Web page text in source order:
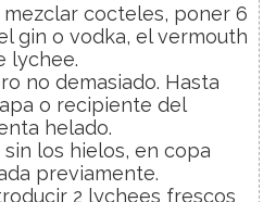
mezclar cocteles, poner 6
gin o vodka, el vermouth
lychee.
no demasiado. Hasta
o recipiente del
helado.
los hielos, en copa
previamente.
2 lychees frescos